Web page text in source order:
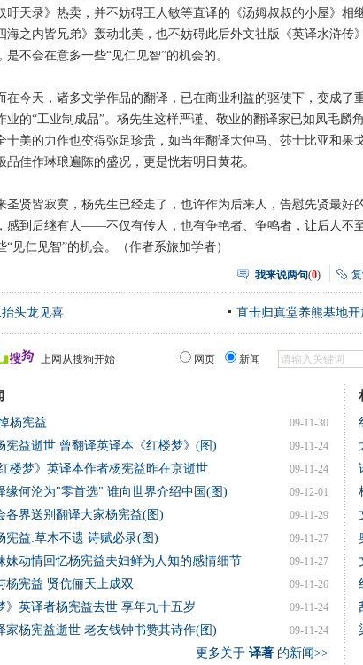
吁天录》热卖，并不妨碍王人敏等直译的《汤姆叔叔的小屋》相
海之内皆兄弟》轰动北美，也不妨碍此后外文社版《英译水浒传
是不会在意多一些“见仁见智”的机会的。
天，诸多文学作品的翻译，已在商业利益的驱使下，变成了
业的“工业制成品”。杨先生这样严谨、敬业的翻译家已如凤毛麟
十美的力作也变得弥足珍贵，如当年翻译大仲马、莎士比亚和果
品佳作琳琅遍陈的盛况，更是恍若明日黄花。
皆寂寞，杨先生已经走了，也许作为后来人，告慰先贤最好
感到后继有人——不仅有传人，也有争艳者、争鸣者，让后人不
“见仁见智”的机会。（作者系旅加学者）
我来说两句(0)
头龙见喜 直击归真堂养熊基地开
上网从搜狗开始 网页 新闻
09-11-30
杨宪益
09-11-24
宪益逝世 曾翻译英译本《红楼梦》(图)
09-11-24
楼梦》英译本作者杨宪益昨在京逝世
09-12-01
缘何沦为"零首选" 谁向世界介绍中国(图)
09-11-29
各界送别翻译大家杨宪益(图)
09-11-27
宪益:草木不遗 诗赋必录(图)
09-11-27
妹动情回忆杨宪益夫妇鲜为人知的感情细节
09-11-26
杨宪益 贤伉俪天上成双
09-11-24
》英译者杨宪益去世 享年九十五岁
09-11-24
家杨宪益逝世 老友钱钟书赞其诗作(图)
更多关于 译著的新闻>>